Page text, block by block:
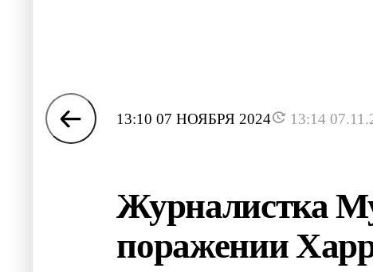
13:10 07 НОЯБРЯ 2024 13:14
Журналистка
поражении